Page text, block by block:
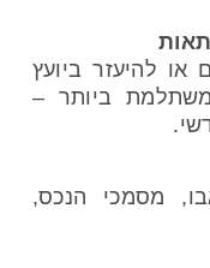
או להיעזר ביועץ
ביותר –
מסמכי הנכס,